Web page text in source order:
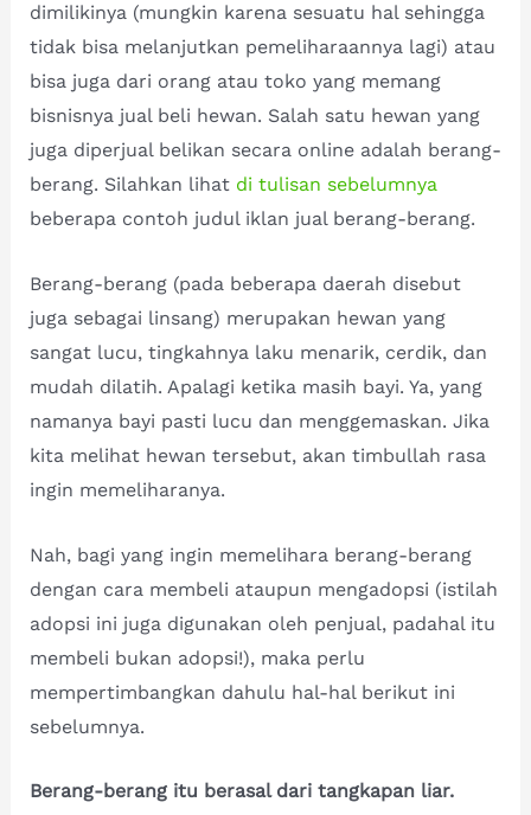
dimilikinya (mungkin karena sesuatu hal sehingga
tidak bisa melanjutkan pemeliharaannya lagi) atau
bisa juga dari orang atau toko yang memang
bisnisnya jual beli hewan. Salah satu hewan yang
juga diperjual belikan secara online adalah berang-
berang. Silahkan lihat di tulisan sebelumnya
beberapa contoh judul iklan jual berang-berang.
Berang-berang (pada beberapa daerah disebut
juga sebagai linsang) merupakan hewan yang
sangat lucu, tingkahnya laku menarik, cerdik, dan
mudah dilatih. Apalagi ketika masih bayi. Ya, yang
namanya bayi pasti lucu dan menggemaskan. Jika
kita melihat hewan tersebut, akan timbullah rasa
ingin memeliharanya.
Nah, bagi yang ingin memelihara berang-berang
dengan cara membeli ataupun mengadopsi (istilah
adopsi ini juga digunakan oleh penjual, padahal itu
membeli bukan adopsi!), maka perlu
mempertimbangkan dahulu hal-hal berikut ini
sebelumnya.
Berang-berang itu berasal dari tangkapan liar.